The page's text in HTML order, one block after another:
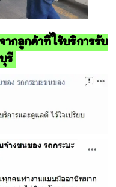
กลูกค้าที่ใช้บริการรับ
รี